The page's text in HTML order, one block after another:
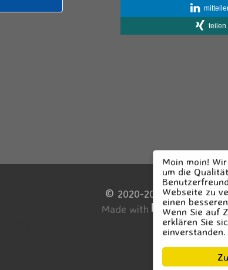
Moin moin!
um die
Webseite zu
einen
Wenn Sie auf
erklären Sie
einverstanden.
teilen
3
© 2020-2024 Blauer
Made with
by